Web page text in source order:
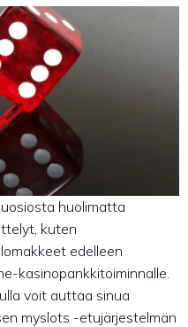
huolimatta
kuten
edelleen
kasinopankkitoiminnalle.
voit auttaa sinua
myslots -etujärjestelmän